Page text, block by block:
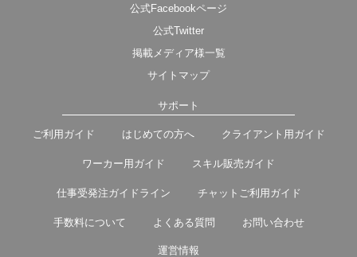
公式Facebookページ
公式Twitter
掲載メディア様一覧
サイトマップ
サポート
ご利用ガイド はじめての方へ クライアント用ガイド
ワーカー用ガイド スキル販売ガイド
仕事受発注ガイドライン チャットご利用ガイド
手数料について よくある質問 お問い合わせ
運営情報